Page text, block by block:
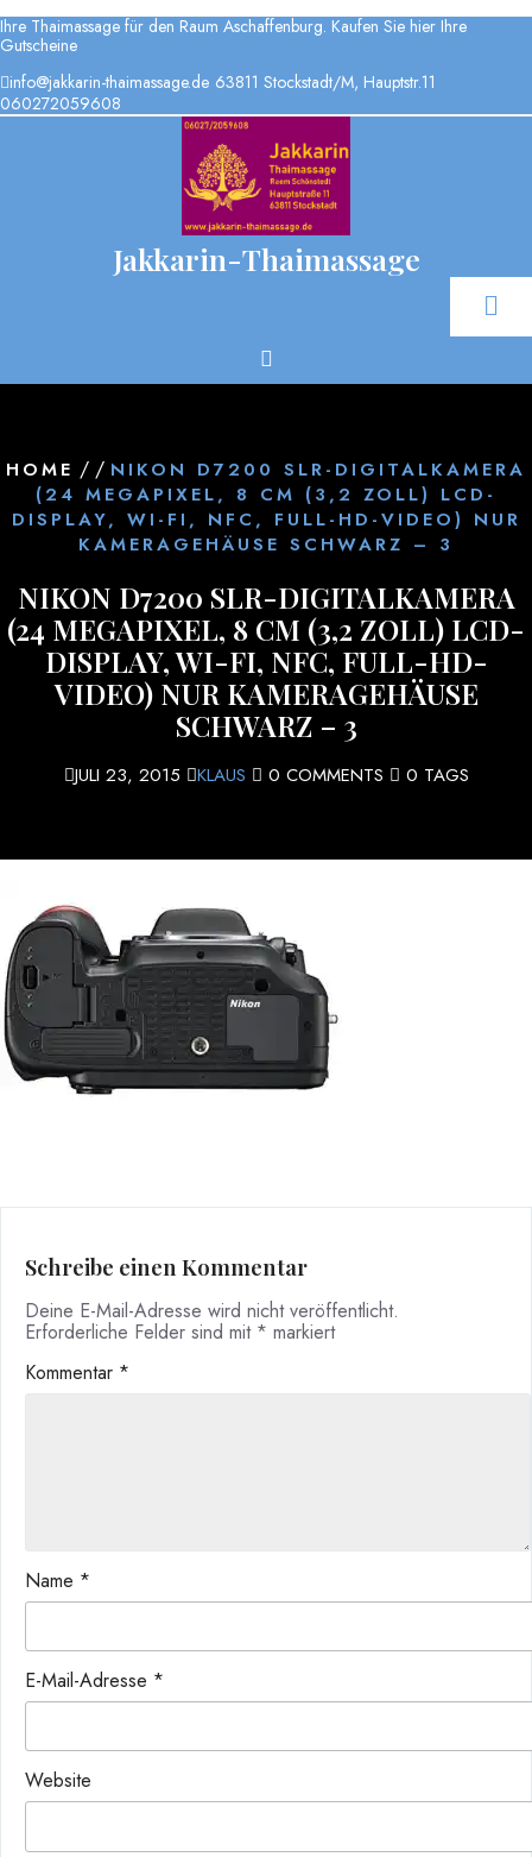
Skip
to
content
Ihre Thaimassage für den Raum Aschaffenburg. Kaufen Sie hier Ihre
Gutscheine
info@jakkarin-thaimassage.de 63811 Stockstadt/M, Hauptstr.11
060272059608
Jakkarin-Thaimassage
HOME / / NIKON D7200 SLR-DIGITALKAMERA
(24 MEGAPIXEL, 8 CM (3,2 ZOLL) LCD-
DISPLAY, WI-FI, NFC, FULL-HD-VIDEO) NUR
KAMERAGEHÄUSE SCHWARZ – 3
NIKON D7200 SLR-DIGITALKAMERA
(24 MEGAPIXEL, 8 CM (3,2 ZOLL) LCD-
DISPLAY, WI-FI, NFC, FULL-HD-
VIDEO) NUR KAMERAGEHÄUSE
SCHWARZ – 3
JULI 23, 2015 KLAUS 0 COMMENTS 0 TAGS
Schreibe einen Kommentar
Deine E-Mail-Adresse wird nicht veröffentlicht.
Erforderliche Felder sind mit * markiert
Kommentar *
Name *
E-Mail-Adresse *
Website